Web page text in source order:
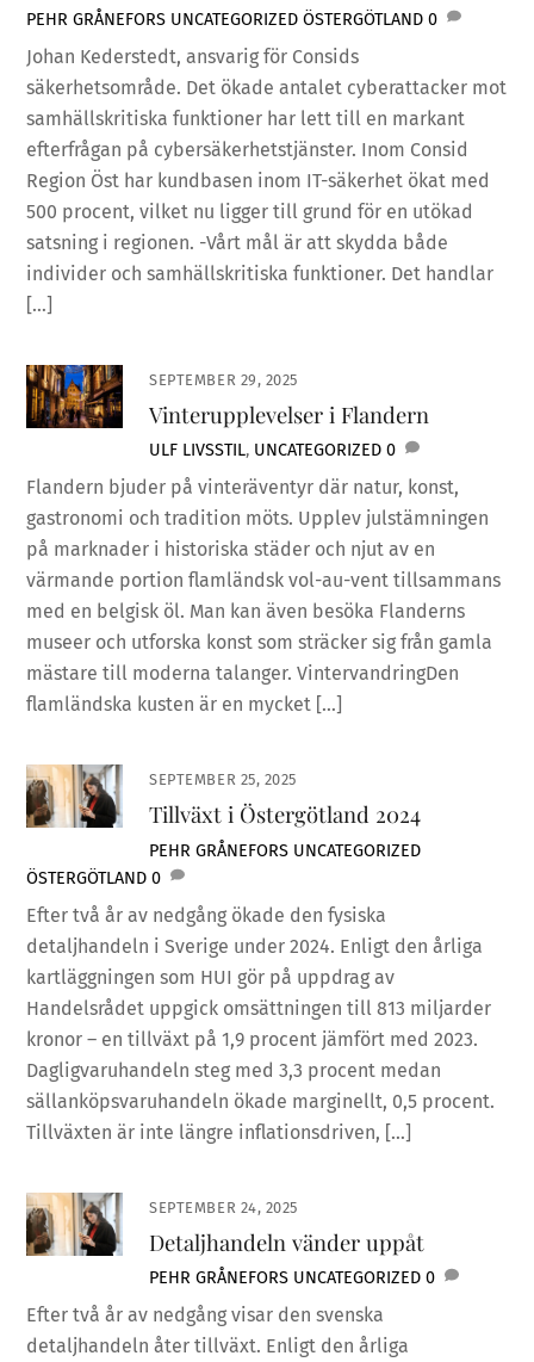
PEHR GRÅNEFORS UNCATEGORIZED ÖSTERGÖTLAND 0
Johan Kederstedt, ansvarig för Consids
säkerhetsområde. Det ökade antalet cyberattacker mot
samhällskritiska funktioner har lett till en markant
efterfrågan på cybersäkerhetstjänster. Inom Consid
Region Öst har kundbasen inom IT-säkerhet ökat med
500 procent, vilket nu ligger till grund för en utökad
satsning i regionen. -Vårt mål är att skydda både
individer och samhällskritiska funktioner. Det handlar
[…]
SEPTEMBER 29, 2025
Vinterupplevelser i Flandern
ULF LIVSSTIL, UNCATEGORIZED 0
Flandern bjuder på vinteräventyr där natur, konst,
gastronomi och tradition möts. Upplev julstämningen
på marknader i historiska städer och njut av en
värmande portion flamländsk vol-au-vent tillsammans
med en belgisk öl. Man kan även besöka Flanderns
museer och utforska konst som sträcker sig från gamla
mästare till moderna talanger. VintervandringDen
flamländska kusten är en mycket […]
SEPTEMBER 25, 2025
Tillväxt i Östergötland 2024
PEHR GRÅNEFORS UNCATEGORIZED
ÖSTERGÖTLAND 0
Efter två år av nedgång ökade den fysiska
detaljhandeln i Sverige under 2024. Enligt den årliga
kartläggningen som HUI gör på uppdrag av
Handelsrådet uppgick omsättningen till 813 miljarder
kronor – en tillväxt på 1,9 procent jämfört med 2023.
Dagligvaruhandeln steg med 3,3 procent medan
sällanköpsvaruhandeln ökade marginellt, 0,5 procent.
Tillväxten är inte längre inflationsdriven, […]
SEPTEMBER 24, 2025
Detaljhandeln vänder uppåt
PEHR GRÅNEFORS UNCATEGORIZED 0
Efter två år av nedgång visar den svenska
detaljhandeln åter tillväxt. Enligt den årliga